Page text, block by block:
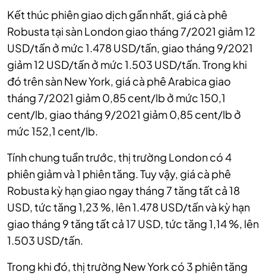
Kết thúc phiên giao dịch gần nhất, giá cà phê
Robusta tại sàn London giao tháng 7/2021 giảm 12
USD/tấn ở mức 1.478 USD/tấn, giao tháng 9/2021
giảm 12 USD/tấn ở mức 1.503 USD/tấn. Trong khi
đó trên sàn New York, giá cà phê Arabica giao
tháng 7/2021 giảm 0,85 cent/lb ở mức 150,1
cent/lb, giao tháng 9/2021 giảm 0,85 cent/lb ở
mức 152,1 cent/lb.
Tính chung tuần trước, thị trường London có 4
phiên giảm và 1 phiên tăng. Tuy vậy, giá cà phê
Robusta kỳ hạn giao ngay tháng 7 tăng tất cả 18
USD, tức tăng 1,23 %, lên 1.478 USD/tấn và kỳ hạn
giao tháng 9 tăng tất cả 17 USD, tức tăng 1,14 %, lên
1.503 USD/tấn.
Trong khi đó, thị trường New York có 3 phiên tăng